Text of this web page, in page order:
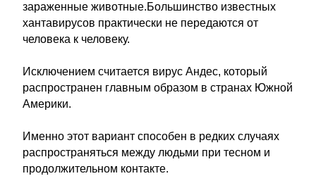
зараженные животные.Большинство известных
хантавирусов практически не передаются от
человека к человеку.
Исключением считается вирус Андес, который
распространен главным образом в странах Южной
Америки.
Именно этот вариант способен в редких случаях
распространяться между людьми при тесном и
продолжительном контакте.